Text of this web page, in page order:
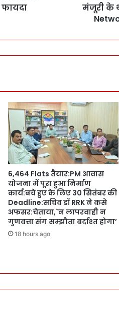
फायदा
M
i
l
o
w
e
r
s
प
र
D
M
र
मंजूरी के
6,464 Flats तैयार:PM आवास
योजना में पूरा हुआ निर्माण
कार्य:बचे हुए के लिए 30 सितंबर की
Deadline:सचिव डॉ RRK ने कसे
अफसर:चेताया,`न लापरवाही न
गुणवत्ता संग सम्झौता बर्दाश्त होगा’
18 hours ago